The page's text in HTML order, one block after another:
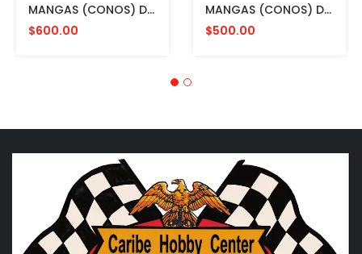
MANGAS (CONOS) DE VIENTO MULTICOLOR PARA AVIACION CON HERRAJE DE MONTAJE A POSTE FAA L807. MADE IN USA. 24" DIAMETRO
$600.00
MANGAS (CONOS) DE VIENTO COLOR NARANJA CON ESTRUCTURA INTERNA PARA MONTAR EN POSTE. FAA L807. MADE IN USA 24 Y 36"
$500.00